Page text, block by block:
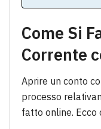
Come Si
Corrente
Aprire un conto
processo
fatto online. Ecco